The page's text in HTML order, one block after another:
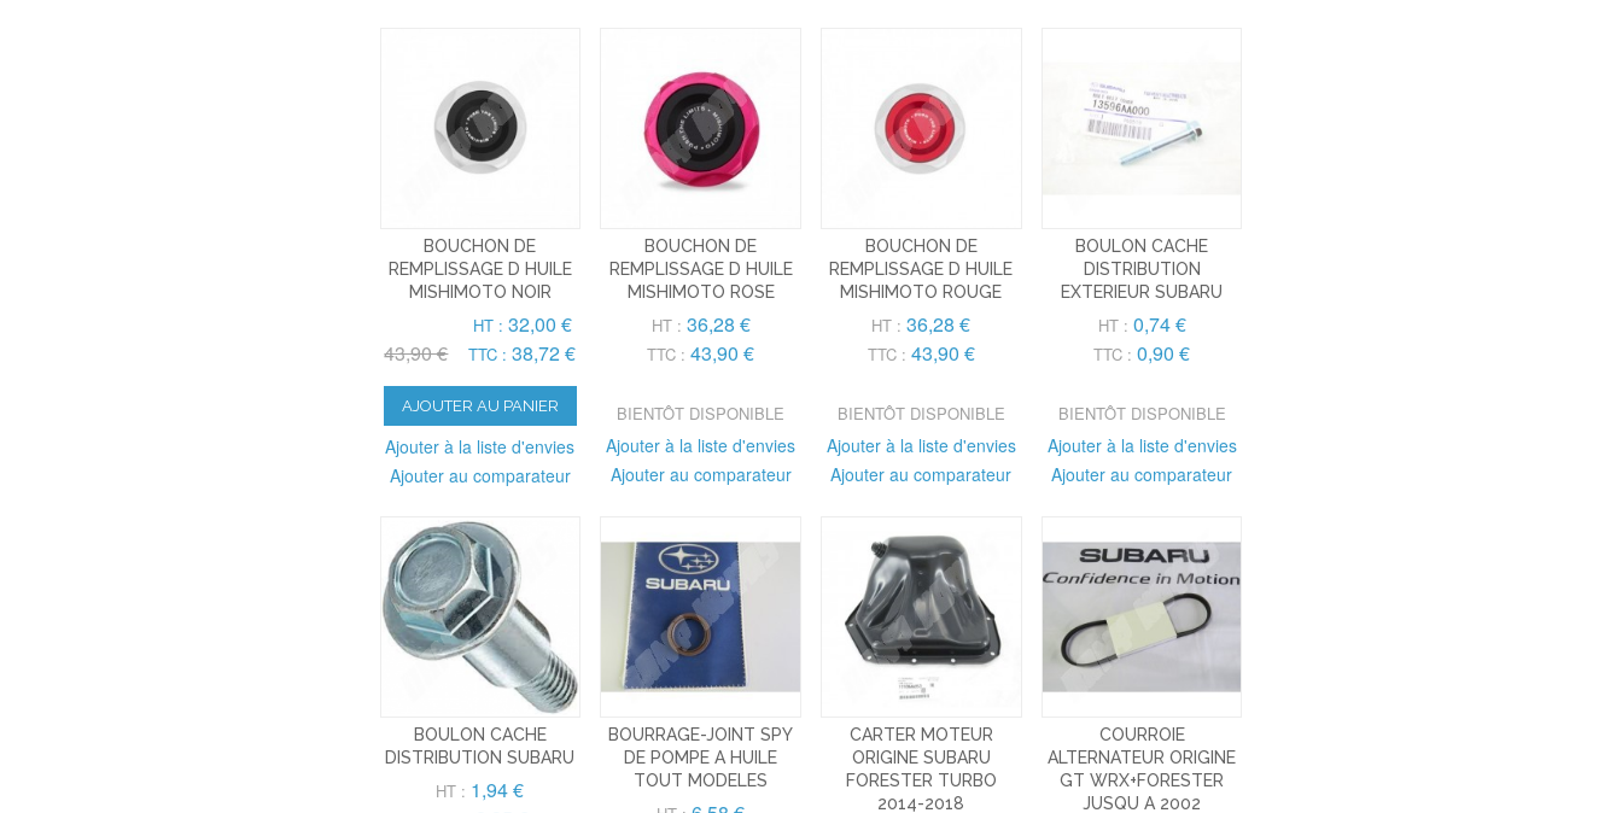
BOUCHON DE
REMPLISSAGE D HUILE
MISHIMOTO NOIR
43,90 €
HT : 32,00 €
TTC : 38,72 €
AJOUTER AU PANIER
Ajouter à la liste d'envies
Ajouter au comparateur
BOUCHON DE
REMPLISSAGE D HUILE
MISHIMOTO ROSE
HT : 36,28 €
TTC : 43,90 €
BIENTÔT DISPONIBLE
Ajouter à la liste d'envies
Ajouter au comparateur
BOUCHON DE
REMPLISSAGE D HUILE
MISHIMOTO ROUGE
HT : 36,28 €
TTC : 43,90 €
BIENTÔT DISPONIBLE
Ajouter à la liste d'envies
Ajouter au comparateur
BOULON CACHE
DISTRIBUTION
EXTERIEUR SUBARU
HT : 0,74 €
TTC : 0,90 €
BIENTÔT DISPONIBLE
Ajouter à la liste d'envies
Ajouter au comparateur
BOULON CACHE
DISTRIBUTION SUBARU
HT : 1,94 €
BOURRAGE-JOINT SPY
DE POMPE A HUILE
TOUT MODELES
CARTER MOTEUR
ORIGINE SUBARU
FORESTER TURBO
2014-2018
COURROIE
ALTERNATEUR ORIGINE
GT WRX+FORESTER
JUSQU A 2002